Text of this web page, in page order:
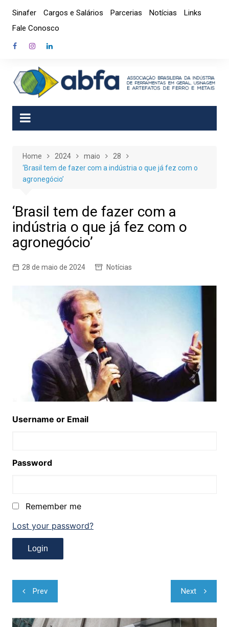
content
Sinafer Cargos e Salários Parcerias Notícias
Links
Fale Conosco
Home 2024 maio
28
‘Brasil tem de fazer com a indústria o que já fez com o
agronegócio’
‘Brasil tem de fazer com a
indústria o que já fez com o
agronegócio’
28 de maio de 2024 Notícias
Username or Email
Password
Remember me
Lost your password?
Navegação
de
Post
Prev Next